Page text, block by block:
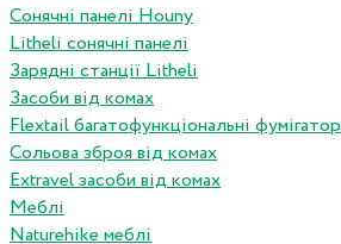
Сонячні панелі Houny
Litheli сонячні панелі
Зарядні станції Litheli
Засоби від комах
Flextail багатофункціональні
Сольова зброя від комах
Extravel засоби від комах
Меблі
Naturehike меблі